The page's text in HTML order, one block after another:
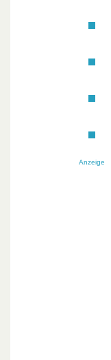
Anzeige